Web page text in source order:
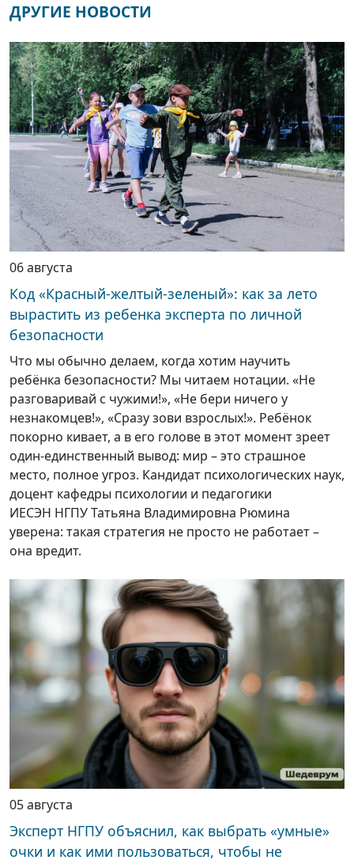
ДРУГИЕ НОВОСТИ
06 августа
Код «Красный-желтый-зеленый»: как за лето
вырастить из ребенка эксперта по личной
безопасности
Что мы обычно делаем, когда хотим научить
ребёнка безопасности? Мы читаем нотации. «Не
разговаривай с чужими!», «Не бери ничего у
незнакомцев!», «Сразу зови взрослых!». Ребёнок
покорно кивает, а в его голове в этот момент зреет
один-единственный вывод: мир – это страшное
место, полное угроз. Кандидат психологических наук,
доцент кафедры психологии и педагогики
ИЕСЭН НГПУ Татьяна Владимировна Рюмина
уверена: такая стратегия не просто не работает –
она вредит.
05 августа
Эксперт НГПУ объяснил, как выбрать «умные»
очки и как ими пользоваться, чтобы не